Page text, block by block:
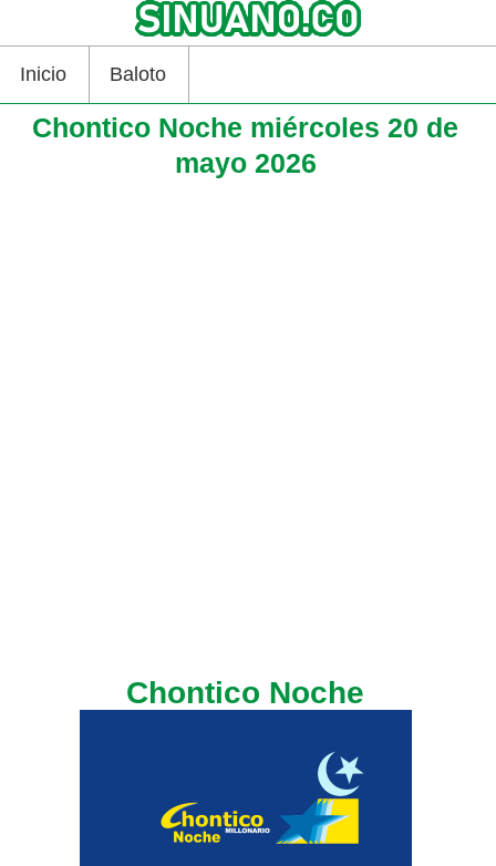
Inicio Baloto
Chontico Noche miércoles 20 de
mayo 2026
Chontico Noche